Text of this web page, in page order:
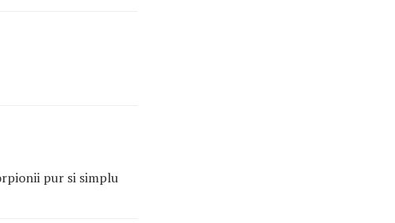
pur si simplu